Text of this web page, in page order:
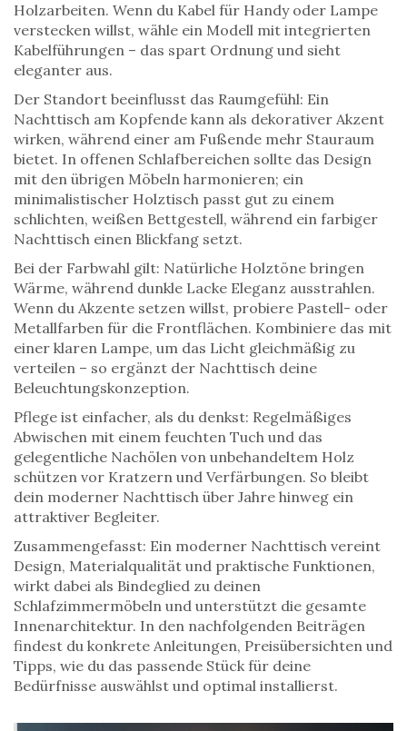
Holzarbeiten. Wenn du Kabel für Handy oder Lampe
verstecken willst, wähle ein Modell mit integrierten
Kabelführungen – das spart Ordnung und sieht
eleganter aus.
Der Standort beeinflusst das Raumgefühl: Ein
Nachttisch am Kopfende kann als dekorativer Akzent
wirken, während einer am Fußende mehr Stauraum
bietet. In offenen Schlafbereichen sollte das Design
mit den übrigen Möbeln harmonieren; ein
minimalistischer Holztisch passt gut zu einem
schlichten, weißen Bettgestell, während ein farbiger
Nachttisch einen Blickfang setzt.
Bei der Farbwahl gilt: Natürliche Holztöne bringen
Wärme, während dunkle Lacke Eleganz ausstrahlen.
Wenn du Akzente setzen willst, probiere Pastell- oder
Metallfarben für die Frontflächen. Kombiniere das mit
einer klaren Lampe, um das Licht gleichmäßig zu
verteilen – so ergänzt der Nachttisch deine
Beleuchtungskonzeption.
Pflege ist einfacher, als du denkst: Regelmäßiges
Abwischen mit einem feuchten Tuch und das
gelegentliche Nachölen von unbehandeltem Holz
schützen vor Kratzern und Verfärbungen. So bleibt
dein moderner Nachttisch über Jahre hinweg ein
attraktiver Begleiter.
Zusammengefasst: Ein moderner Nachttisch vereint
Design, Materialqualität und praktische Funktionen,
wirkt dabei als Bindeglied zu deinen
Schlafzimmermöbeln und unterstützt die gesamte
Innenarchitektur. In den nachfolgenden Beiträgen
findest du konkrete Anleitungen, Preisübersichten und
Tipps, wie du das passende Stück für deine
Bedürfnisse auswählst und optimal installierst.